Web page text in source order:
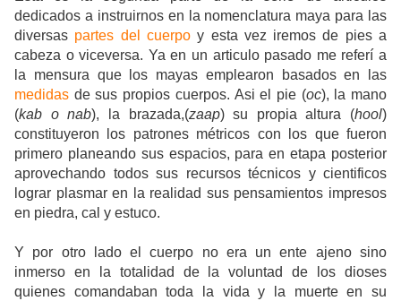
dedicados a instruirnos en la nomenclatura maya para las
diversas partes del cuerpoy esta vez iremos de pies a
cabeza o viceversa. Ya en un articulo pasado me referí a
la mensura que los mayas emplearon basados en las
medidas de sus propios cuerpos. Asi el pie (oc), la mano
(kab o nab), la brazada,(zaap) su propia altura (hool)
constituyeron los patrones métricos con los que fueron
primero planeando sus espacios, para en etapa posterior
aprovechando todos sus recursos técnicos y cientificos
lograr plasmar en la realidad sus pensamientos impresos
en piedra, cal y estuco.
Y por otro lado el cuerpo no era un ente ajeno sino
inmerso en la totalidad de la voluntad de los dioses
quienes comandaban toda la vida y la muerte en su